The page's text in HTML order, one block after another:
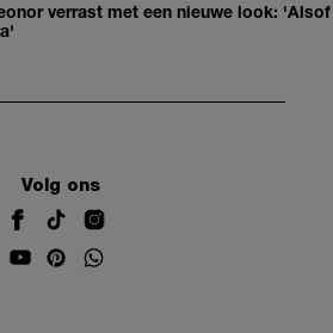
verrast met een nieuwe look: 'Alsof
Volg ons